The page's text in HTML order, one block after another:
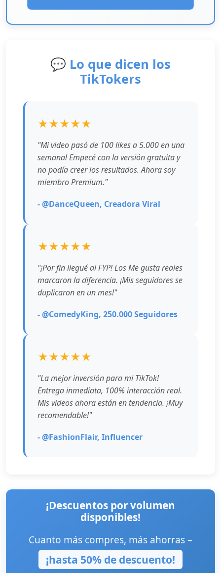
💬 Lo que dicen los
TikTokers
★★★★★
"Mi video pasó de 100 likes a 5.000 en una
semana! Empecé con la versión gratuita y
no podía creer los resultados. Ahora soy
miembro Premium."
- @DanceQueen, Creadora Viral
★★★★★
"¡Por fin llegué al FYP! Los Me gusta reales
marcaron la diferencia. ¡Mis seguidores se
duplicaron en un mes!"
- @ComedyKing, 250.000 Seguidores
★★★★★
"La mejor inversión para mi TikTok!
Entrega inmediata, 100% interacción real.
Mis videos ahora están en tendencia. ¡Muy
recomendable!"
- @FashionFlair, Influencer
¡Descuentos por volumen
disponibles!
Cuanto más compres, más ahorras –
¡hasta 50% de descuento!